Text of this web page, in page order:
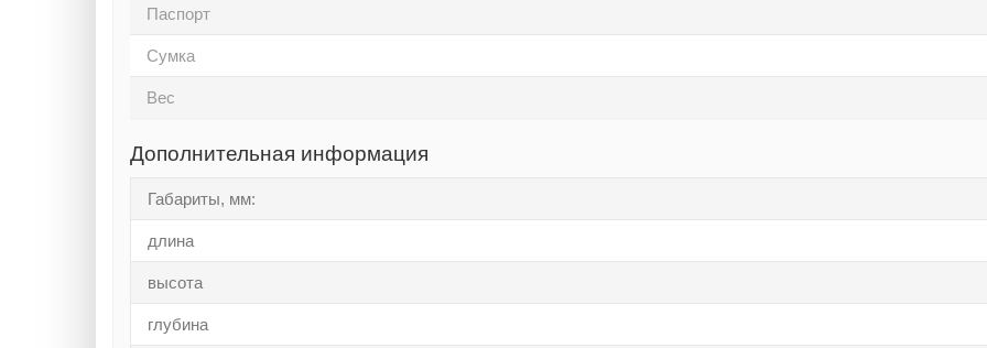
Паспорт
Сумка
Вес
Дополнительная информация
Габариты, мм:
длина
высота
глубина